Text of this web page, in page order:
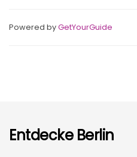
Powered byGetYourGuide
Entdecke Berlin